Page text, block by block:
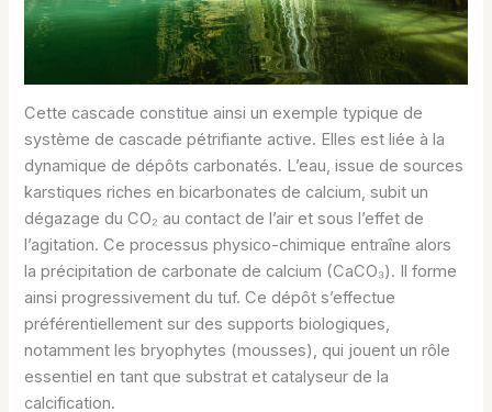
Cette cascade constitue ainsi un exemple typique de
système de cascade pétrifiante active. Elles est liée à la
dynamique de dépôts carbonatés. L’eau, issue de sources
karstiques riches en bicarbonates de calcium, subit un
dégazage du CO₂ au contact de l’air et sous l’effet de
l’agitation. Ce processus physico-chimique entraîne alors
la précipitation de carbonate de calcium (CaCO₃). Il forme
ainsi progressivement du tuf. Ce dépôt s’effectue
préférentiellement sur des supports biologiques,
notamment les bryophytes (mousses), qui jouent un rôle
essentiel en tant que substrat et catalyseur de la
calcification.